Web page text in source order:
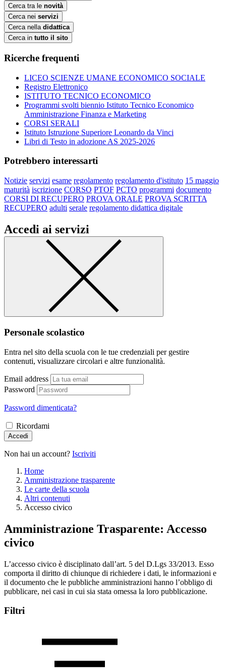
Cerca tra le novità
Cerca nei servizi
Cerca nella didattica
Cerca in tutto il sito
Ricerche frequenti
LICEO SCIENZE UMANE ECONOMICO SOCIALE
Registro Elettronico
ISTITUTO TECNICO ECONOMICO
Programmi svolti biennio Istituto Tecnico Economico
Amministrazione Finanza e Marketing
CORSI SERALI
Istituto Istruzione Superiore Leonardo da Vinci
Libri di Testo in adozione AS 2025-2026
Potrebbero interessarti
Notizie servizi esame regolamento regolamento d'istituto 15 maggio
maturità iscrizione CORSO PTOF PCTO programmi documento
CORSI DI RECUPERO PROVA ORALE PROVA SCRITTA
RECUPERO adulti serale regolamento didattica digitale
Accedi ai servizi
Personale scolastico
Entra nel sito della scuola con le tue credenziali per gestire
contenuti, visualizzare circolari e altre funzionalità.
Email address
Password
Password dimenticata?
Ricordami
Accedi
Non hai un account? Iscriviti
Home
Amministrazione trasparente
Le carte della scuola
Altri contenuti
Accesso civico
Amministrazione Trasparente: Accesso
civico
L’accesso civico è disciplinato dall’art. 5 del D.Lgs 33/2013. Esso
comporta il diritto di chiunque di richiedere i dati, le informazioni e
il documento che le pubbliche amministrazioni hanno l’obbligo di
pubblicare, nei casi in cui sia stata omessa la loro pubblicazione.
Filtri